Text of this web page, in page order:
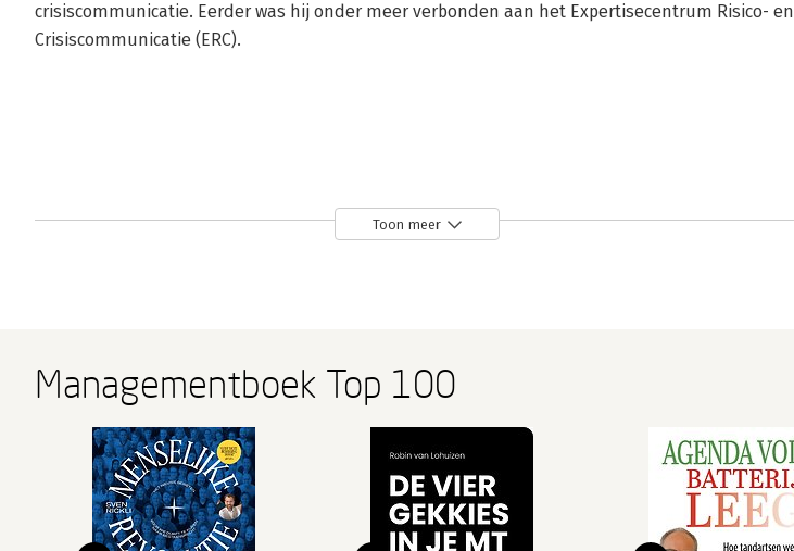
crisiscommunicatie. Eerder was hij onder meer verbonden aan het Expertisecentrum Risico- en
Crisiscommunicatie (ERC).
Toon meer
Managementboek Top 100